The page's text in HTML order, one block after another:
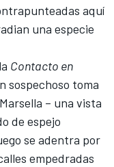
aquí
una especie
Contacto en
sospechoso toma
– una vista
de espejo
se adentra por
empedradas